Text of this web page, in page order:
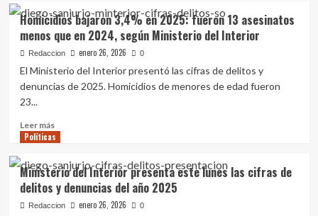
China
con
Ministerio
del
Interior
presenta
este
las
delitos
y
denuncias
de
2025
Homicidios bajaron 3,4% en 2025: fueron 13 asesinatos
menos que en 2024, según Ministerio del Interior
Redaccion enero 26, 2026 0
El Ministerio del Interior presentó las cifras de delitos y
denuncias de 2025. Homicidios de menores de edad fueron
23...
Leer másLeer
más
Homicidios
bajaron
3,4%
en
Políticas
Ministerio del Interior presenta este lunes las cifras de
delitos y denuncias del año 2025
Redaccion enero 26, 2026 0